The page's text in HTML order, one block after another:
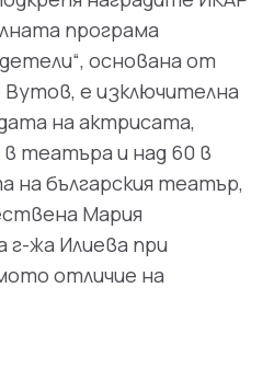
програма
основана от
е изключителна
на актрисата,
в театъра и над 60 в
на българския театър,
Мария
г-жа Илиева при
отличие на